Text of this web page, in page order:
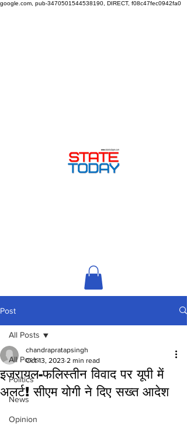
google.com, pub-3470501544538190, DIRECT, f08c47fec0942fa0
Post
All Posts
Politics
News
Opinion
All Posts
इजरायल-फलिस्तीन विवाद पर यूपी में
अलर्ट! सीएम योगी ने दिए सख्त आदेश
chandrapratapsingh
Oct 13, 2023 2 min read